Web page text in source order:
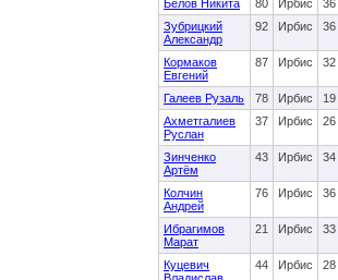
Белов Никита 80 Ирбис 36
Зубрицкий
Александр
92 Ирбис 36
Кормаков
Евгений
87 Ирбис 32
Галеев Рузаль 78 Ирбис 19
Ахметгалиев
Руслан
37 Ирбис 26
Зинченко
Артём
43 Ирбис 34
Колчин
Андрей
76 Ирбис 36
Ибрагимов
Марат
21 Ирбис 33
Куцевич
44 Ирбис 28